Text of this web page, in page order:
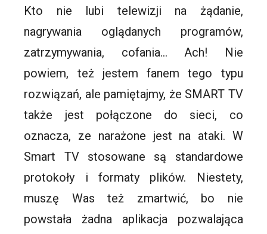
Kto nie lubi telewizji na żądanie,
nagrywania oglądanych programów,
zatrzymywania, cofania… Ach! Nie
powiem, też jestem fanem tego typu
rozwiązań, ale pamiętajmy, że SMART TV
także jest połączone do sieci, co
oznacza, ze narażone jest na ataki. W
Smart TV stosowane są standardowe
protokoły i formaty plików. Niestety,
muszę Was też zmartwić, bo nie
powstała żadna aplikacja pozwalająca